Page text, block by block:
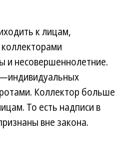
к лицам,
и несовершеннолетние.
Коллектор больше
То есть надписи в
вне закона.